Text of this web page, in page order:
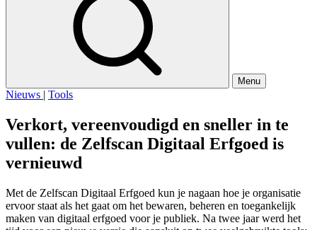
Menu
Nieuws | Tools
Verkort, vereenvoudigd en sneller in te
vullen: de Zelfscan Digitaal Erfgoed is
vernieuwd
Met de Zelfscan Digitaal Erfgoed kun je nagaan hoe je organisatie
ervoor staat als het gaat om het bewaren, beheren en toegankelijk
maken van digitaal erfgoed voor je publiek. Na twee jaar werd het